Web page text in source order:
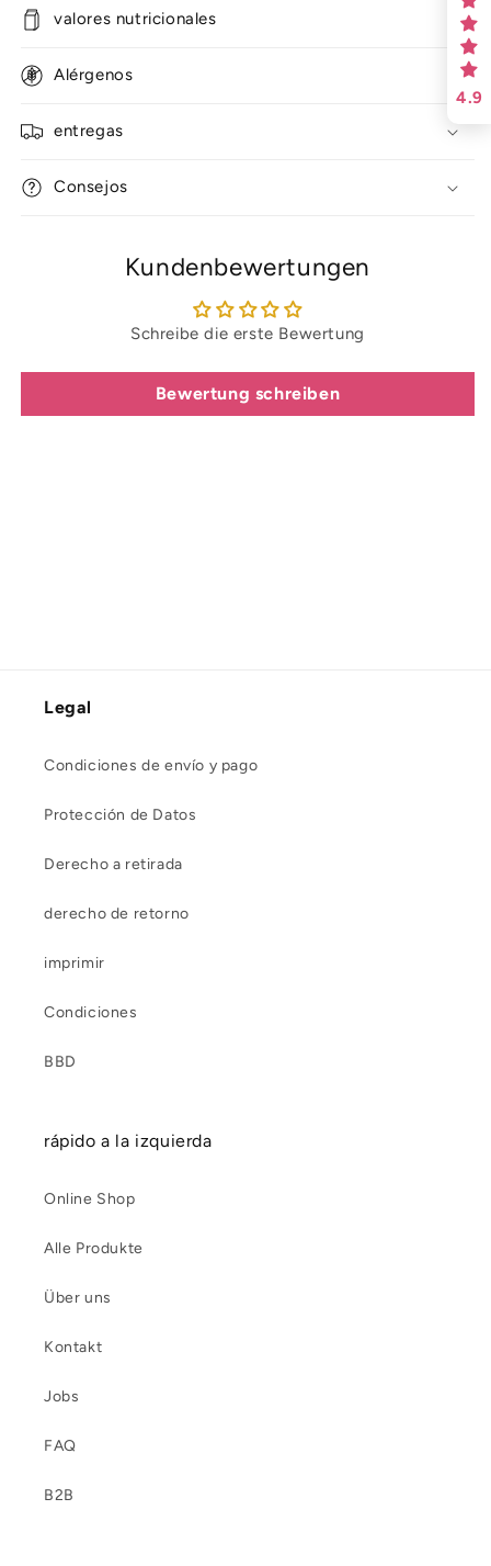
valores nutricionales
Alérgenos
entregas
Consejos
Kundenbewertungen
Schreibe die erste Bewertung
Bewertung schreiben
Legal
Condiciones de envío y pago
Protección de Datos
Derecho a retirada
derecho de retorno
imprimir
Condiciones
BBD
rápido a la izquierda
Online Shop
Alle Produkte
Über uns
Kontakt
Jobs
FAQ
B2B
4.9